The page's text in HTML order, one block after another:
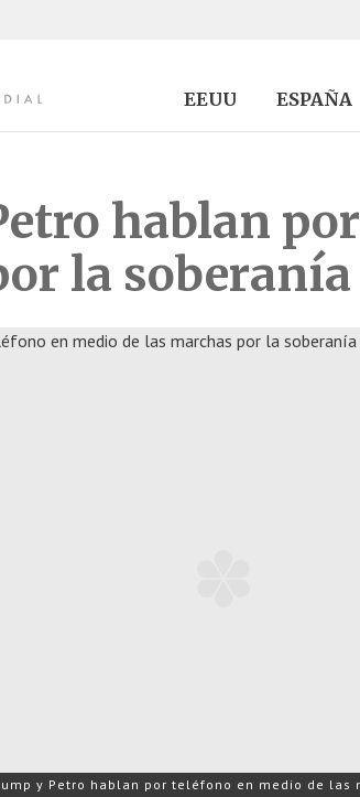
EEUU ESPAÑA
hablan
la
y Petro hablan por teléfono en medio de las